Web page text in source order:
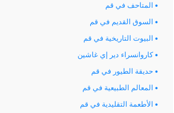
المتاحف في قم
السوق القديم في قم
البيوت التاريخية في قم
كاروانسراء دير إي غاشين
حديقة الطيور في قم
المعالم الطبيعية في قم
الأطعمة التقليدية في قم